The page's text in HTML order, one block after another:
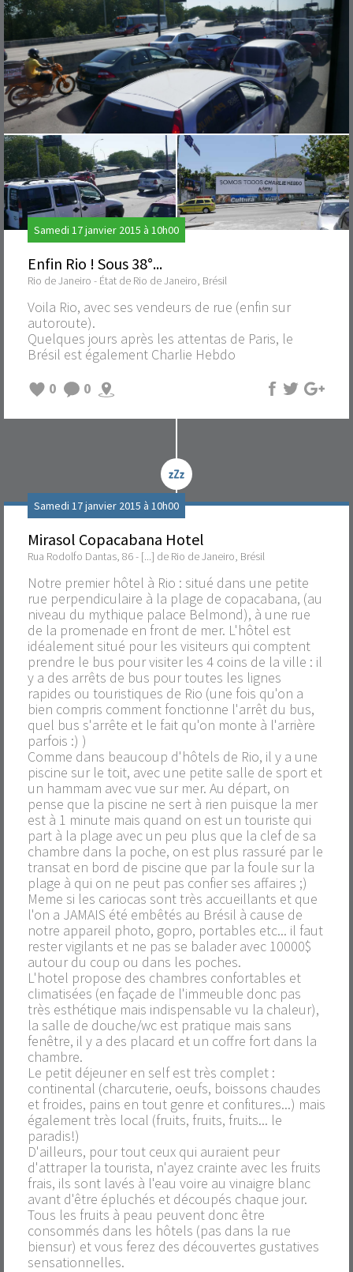
Samedi 17 janvier 2015 à 10h00
Enfin Rio ! Sous 38°...
Rio de Janeiro - État de Rio de Janeiro, Brésil
Voila Rio, avec ses vendeurs de rue (enfin sur
autoroute).
Quelques jours après les attentas de Paris, le
Brésil est également Charlie Hebdo
0
0
Samedi 17 janvier 2015 à 10h00
Mirasol Copacabana Hotel
Rua Rodolfo Dantas, 86 - [...] de Rio de Janeiro, Brésil
Notre premier hôtel à Rio : situé dans une petite
rue perpendiculaire à la plage de copacabana, (au
niveau du mythique palace Belmond), à une rue
de la promenade en front de mer. L'hôtel est
idéalement situé pour les visiteurs qui comptent
prendre le bus pour visiter les 4 coins de la ville : il
y a des arrêts de bus pour toutes les lignes
rapides ou touristiques de Rio (une fois qu'on a
bien compris comment fonctionne l'arrêt du bus,
quel bus s'arrête et le fait qu'on monte à l'arrière
parfois :) )
Comme dans beaucoup d'hôtels de Rio, il y a une
piscine sur le toit, avec une petite salle de sport et
un hammam avec vue sur mer. Au départ, on
pense que la piscine ne sert à rien puisque la mer
est à 1 minute mais quand on est un touriste qui
part à la plage avec un peu plus que la clef de sa
chambre dans la poche, on est plus rassuré par le
transat en bord de piscine que par la foule sur la
plage à qui on ne peut pas confier ses affaires ;)
Meme si les cariocas sont très accueillants et que
l'on a JAMAIS été embêtés au Brésil à cause de
notre appareil photo, gopro, portables etc... il faut
rester vigilants et ne pas se balader avec 10000$
autour du coup ou dans les poches.
L'hotel propose des chambres confortables et
climatisées (en façade de l'immeuble donc pas
très esthétique mais indispensable vu la chaleur),
la salle de douche/wc est pratique mais sans
fenêtre, il y a des placard et un coffre fort dans la
chambre.
Le petit déjeuner en self est très complet :
continental (charcuterie, oeufs, boissons chaudes
et froides, pains en tout genre et confitures...) mais
également très local (fruits, fruits, fruits... le
paradis!)
D'ailleurs, pour tout ceux qui auraient peur
d'attraper la tourista, n'ayez crainte avec les fruits
frais, ils sont lavés à l'eau voire au vinaigre blanc
avant d'être épluchés et découpés chaque jour.
Tous les fruits à peau peuvent donc être
consommés dans les hôtels (pas dans la rue
biensur) et vous ferez des découvertes gustatives
sensationnelles.